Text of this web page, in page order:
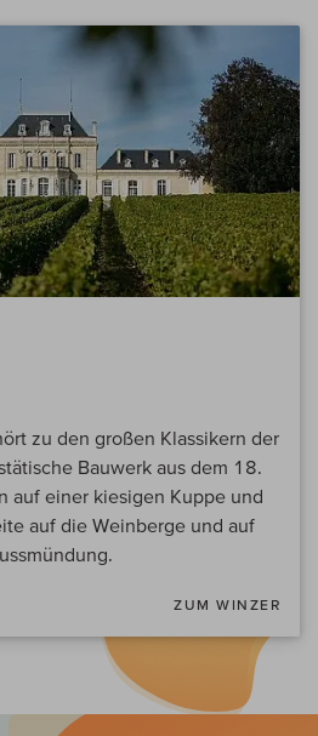
zu den großen Klassikern der
Bauwerk aus dem 18.
auf einer kiesigen Kuppe und
auf die Weinberge und auf
ZUM WINZER